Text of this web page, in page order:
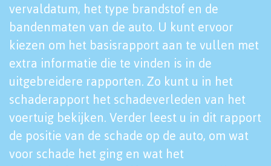
vervaldatum, het type brandstof en de
bandenmaten van de auto. U kunt ervoor
kiezen om het basisrapport aan te vullen met
extra informatie die te vinden is in de
uitgebreidere rapporten. Zo kunt u in het
schaderapport het schadeverleden van het
voertuig bekijken. Verder leest u in dit rapport
de positie van de schade op de auto, om wat
voor schade het ging en wat het